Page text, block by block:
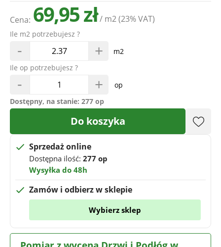
Cena: 69,95 zł/ m2(23% VAT)
Ile m2 potrzebujesz ?
- +
m2
Ile op potrzebujesz ?
- +
op
Dostępny, na stanie: 277 op
Do koszyka
Sprzedaż online
Dostępna ilość: 277 op
Wysyłka do 48h
Zamów i odbierz w sklepie
Wybierz sklep